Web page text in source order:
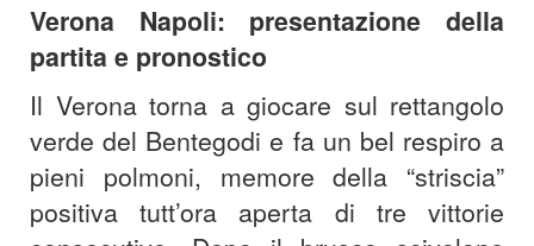
Verona Napoli: presentazione della
partita e pronostico
Il Verona torna a giocare sul rettangolo
verde del Bentegodi e fa un bel respiro a
pieni polmoni, memore della “striscia”
positiva tutt’ora aperta di tre vittorie